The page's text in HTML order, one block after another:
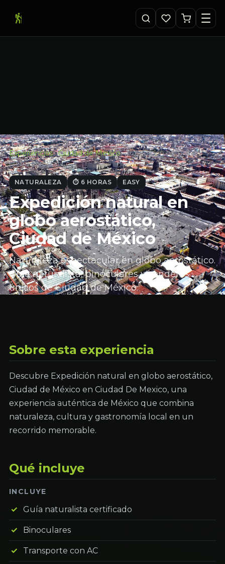
Experiencias · Ciudad de Mexico · Expedición natural en
globo aerostático,…
NATURALEZA ⏱ 6 HORAS EASY
Expedición natural en
globo aerostático,
Ciudad de México
Naturaleza espectacular en globo aerostático.
Guía naturalista, binoculares y senderos
únicos de Ciudad de México.
Sobre esta experiencia
Descubre Expedición natural en globo aerostático,
Ciudad de México en Ciudad De Mexico, una
experiencia auténtica de México que combina
naturaleza, cultura y gastronomía local en un
recorrido memorable.
Qué incluye
INCLUYE
Guía naturalista certificado
Binoculares
Transporte con AC